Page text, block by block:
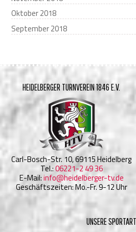
Oktober 2018
September 2018
HEIDELBERGER TURNVEREIN 1846 E.V.
Carl-Bosch-Str. 10, 69115 Heidelberg
Tel.:06221-2 49 36
E-Mail:info@heidelberger-tv.de
Geschäftszeiten: Mo.-Fr. 9-12 Uhr
UNSERE